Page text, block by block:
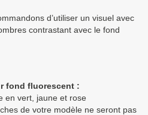
d’utiliser un visuel avec
contrastant avec le fond
fond fluorescent :
en vert, jaune et rose
de votre modèle ne seront pas